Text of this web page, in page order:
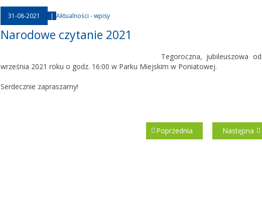
31-08-2021 | Aktualności - wpisy
Narodowe czytanie 2021
Tegoroczna, jubileuszowa
września 2021 roku o godz. 16:00 w Parku Miejskim w Poniatowej.
Serdecznie zapraszamy!
Poprzednia Następna